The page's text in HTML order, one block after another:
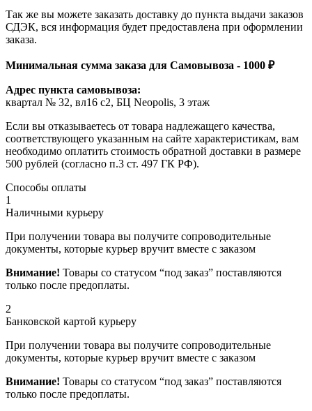
Так же вы можете заказать доставку до пункта выдачи заказов
СДЭК, вся информация будет предоставлена при оформлении
заказа.
Минимальная сумма заказа для Самовывоза - 1000 ₽
Адрес пункта самовывоза:
квартал № 32, вл16 с2, БЦ Neopolis, 3 этаж
Если вы отказываетесь от товара надлежащего качества,
соответствующего указанным на сайте характеристикам, вам
необходимо оплатить стоимость обратной доставки в размере
500 рублей (согласно п.3 ст. 497 ГК РФ).
Способы оплаты
1
Наличными курьеру
При получении товара вы получите сопроводительные
документы, которые курьер вручит вместе с заказом
Внимание! Товары со статусом “под заказ” поставляются
только после предоплаты.
2
Банковской картой курьеру
При получении товара вы получите сопроводительные
документы, которые курьер вручит вместе с заказом
Внимание! Товары со статусом “под заказ” поставляются
только после предоплаты.